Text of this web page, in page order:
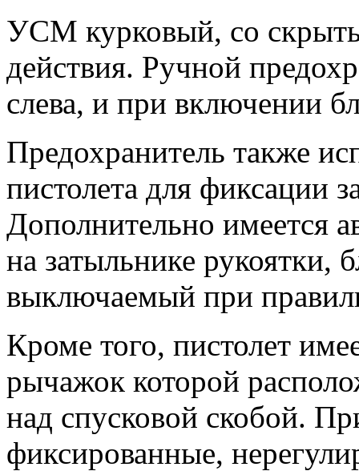
УСМ курковый, со
действия. Ручной
слева, и при включении
Предохранитель также
пистолета для фиксации
Дополнительно имеется
на затыльнике
выключаемый при
Кроме того, пистолет
рычажок которой
над спусковой скобой.
фиксированные,